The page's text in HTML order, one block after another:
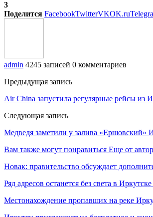
3
Поделится FacebookTwitterVKOK.ru
admin 4245 записей 0 комментариев
Предыдущая запись
Air China запустила регулярные рейсы из
Следующая запись
Медведя заметили у залива «Ершовский»
Вам также могут понравиться Еще от
Новак: правительство обсуждает
Ряд адресов останется без света в
Местонахождение пропавших на реке